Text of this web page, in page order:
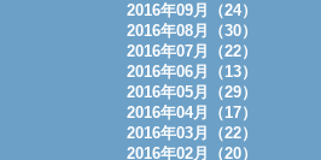
2016年09月（24）
2016年08月（30）
2016年07月（22）
2016年06月（13）
2016年05月（29）
2016年04月（17）
2016年03月（22）
2016年02月（20）